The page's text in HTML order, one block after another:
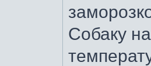
Собаку